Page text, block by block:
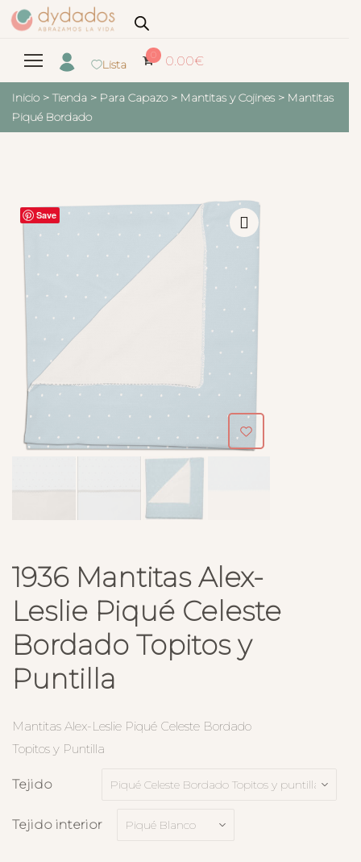
Lista
0 0.00€
Inicio > Tienda > Para Capazo > Mantitas y Cojines > Mantitas
Piqué Bordado
Save
1936 Mantitas Alex-
Leslie Piqué Celeste
Bordado Topitos y
Puntilla
Mantitas Alex-Leslie Piqué Celeste Bordado
Topitos y Puntilla
Tejido
Tejido interior